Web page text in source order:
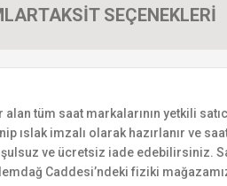
TAKSİT SEÇENEKLERİ
tüm saat markalarının yetkili
ıslak imzalı olarak hazırlanır ve
ve ücretsiz iade edebilirsiniz.
Caddesi’ndeki fiziki